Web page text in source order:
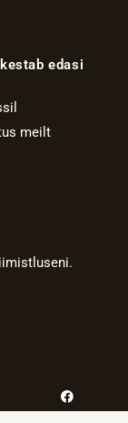
edasi
meilt
F
a